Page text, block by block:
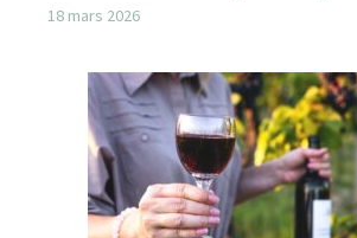
18 mars 2026